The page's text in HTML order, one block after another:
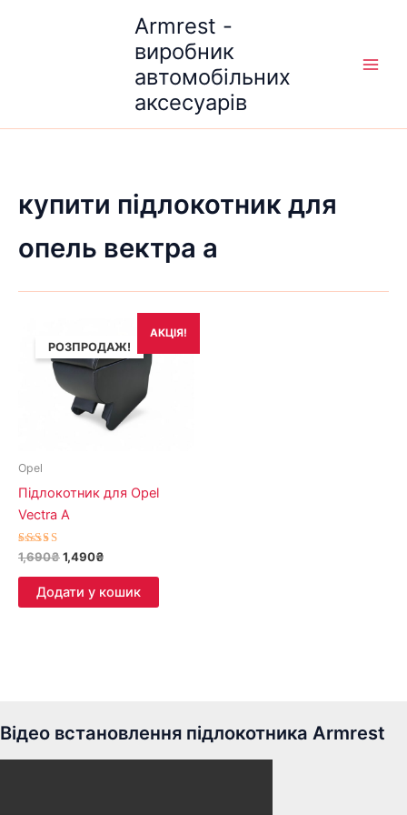
Armrest -
виробник
автомобільних
аксесуарів
купити підлокотник для
опель вектра а
АКЦІЯ!
РОЗПРОДАЖ!
Opel
Підлокотник для Opel
Vectra A
Оцінено
в
4.00
1,690₴
ціна:
1,690₴.
1,490₴
ціна:
1,490₴.
Додати у кошик
Відео встановлення підлокотника Armrest